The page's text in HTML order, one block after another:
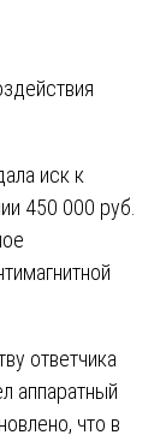
иск к
450 000 руб.
ответчика
аппаратный
что в